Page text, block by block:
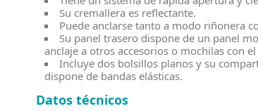
Su cremallera es reflectante.
Puede anclarse tanto a modo riñonera
Su panel trasero dispone de un panel
anclaje a otros accesorios o mochilas con
Incluye dos bolsillos planos y su
dispone de bandas elásticas.
Datos técnicos